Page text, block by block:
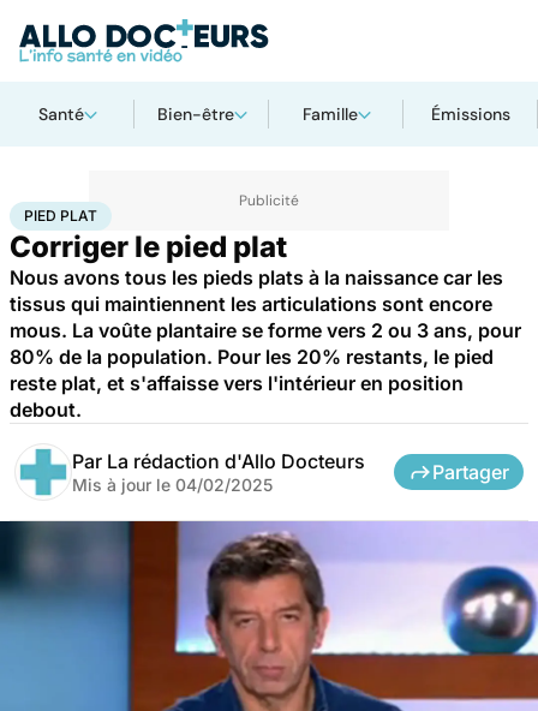
Santé Bien-être Famille Émissions
AccueilSantéMaladies
PIED PLAT
Corriger le pied plat
Nous avons tous les pieds plats à la naissance car les
tissus qui maintiennent les articulations sont encore
mous. La voûte plantaire se forme vers 2 ou 3 ans, pour
80% de la population. Pour les 20% restants, le pied
reste plat, et s'affaisse vers l'intérieur en position
debout.
Par La rédaction d'Allo Docteurs
Mis à jour le 04/02/2025
Partager